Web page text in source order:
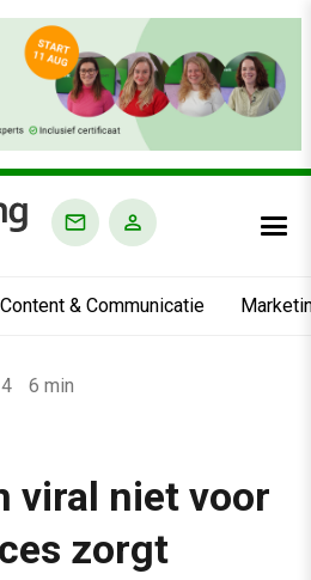
Content & Communicatie
6 min
viral niet voor
zorgt